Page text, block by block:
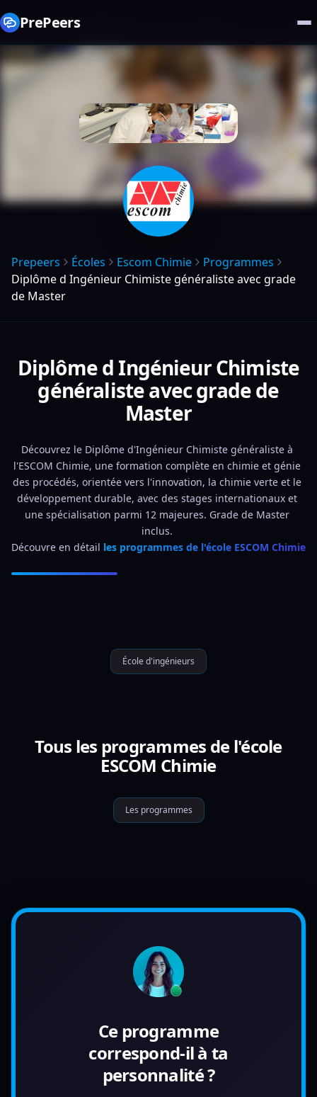
PrePeers
Prepeers Écoles Escom Chimie
Programmes
Diplôme d Ingénieur Chimiste généraliste avec grade
de Master
Diplôme d Ingénieur Chimiste
généraliste avec grade de
Master
Découvrez le Diplôme d'Ingénieur Chimiste généraliste à
l'ESCOM Chimie, une formation complète en chimie et génie
des procédés, orientée vers l'innovation, la chimie verte et le
développement durable, avec des stages internationaux et
une spécialisation parmi 12 majeures. Grade de Master
inclus.
Découvre en détail les programmes de l'école ESCOM Chimie
École d'ingénieurs
Tous les programmes de l'école
ESCOM Chimie
Les programmes
Ce programme
correspond-il à ta
personnalité ?